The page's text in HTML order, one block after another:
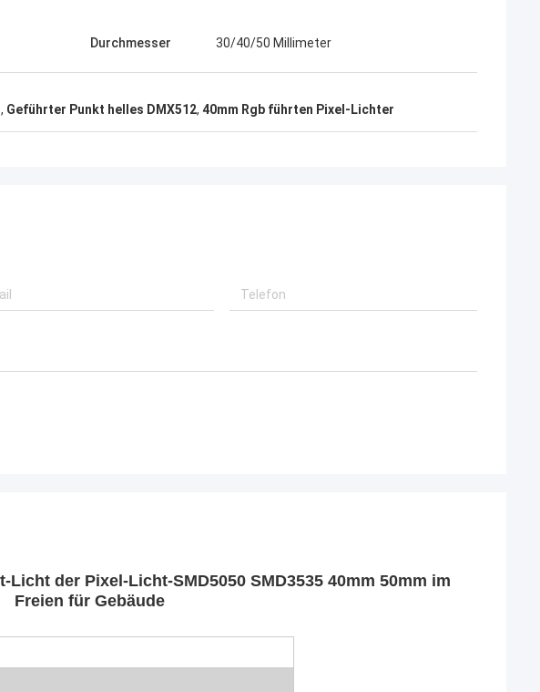
Durchmesser 30/40/50 Millimeter
, Geführter Punkt helles DMX512, 40mm Rgb führten Pixel-Lichter
der Pixel-Licht-SMD5050 SMD3535 40mm 50mm im
Freien für Gebäude